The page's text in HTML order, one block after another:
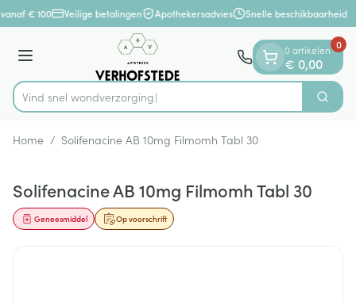
Ga naar de inhoud
1 van 1
€ 100 Veilige betalingen Apothekersadvies Snelle beschikbaarheid
Menu
Product, merk, categorie...
Vind snel wond Zoek
0 artikelen
€ 0,00
0
Home / Solifenacine AB 10mg Filmomh Tabl 30
Solifenacine AB 10mg Filmomh Tabl 30
Op voorschrift
Geneesmiddel